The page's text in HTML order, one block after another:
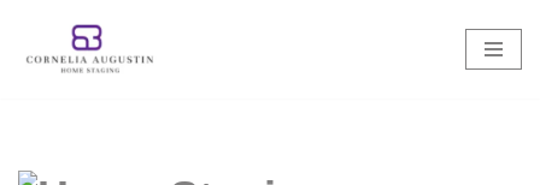
Zum